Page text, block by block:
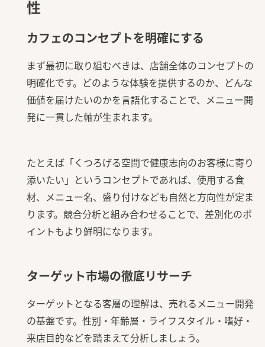
性
カフェのコンセプトを明確にする
まず最初に取り組むべきは、店舗全体のコンセプトの
明確化です。どのような体験を提供するのか、どんな
価値を届けたいのかを言語化することで、メニュー開
発に一貫した軸が生まれます。
たとえば「くつろげる空間で健康志向のお客様に寄り
添いたい」というコンセプトであれば、使用する食
材、メニュー名、盛り付けなども自然と方向性が定ま
ります。競合分析と組み合わせることで、差別化のポ
イントもより鮮明になります。
ターゲット市場の徹底リサーチ
ターゲットとなる客層の理解は、売れるメニュー開発
の基盤です。性別・年齢層・ライフスタイル・嗜好・
来店目的などを踏まえて分析しましょう。